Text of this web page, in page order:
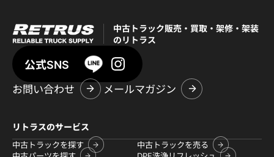
中古トラック販売・買取・架修・架装
のリトラス
公式SNS
お問い合わせ
メールマガジン
リトラスのサービス
中古トラックを探す
中古トラックを売る